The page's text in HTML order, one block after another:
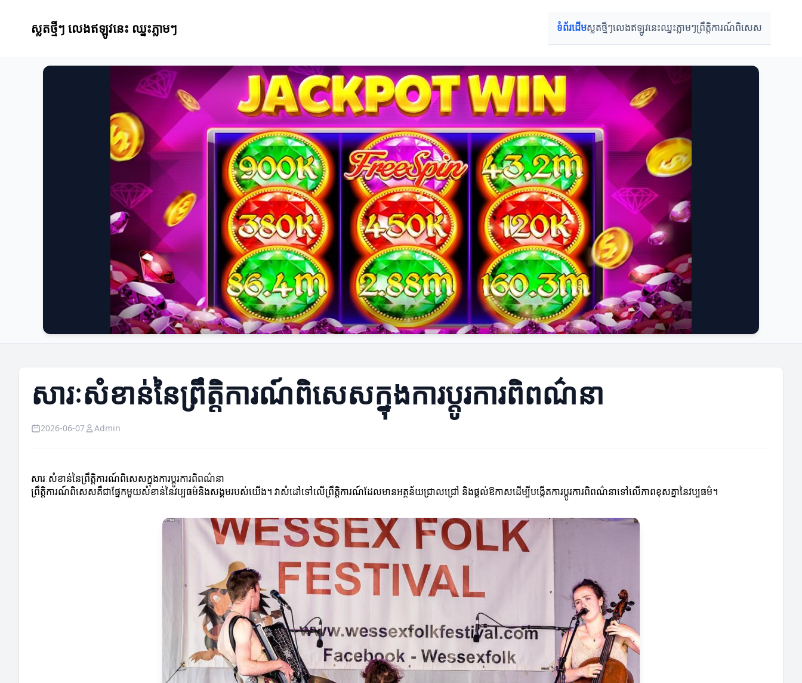
ស្លតថ្មីៗ លេងឥឡូវនេះ ឈ្នះភ្លាមៗ ទំព័រដើមស្លតថ្មីៗលេងឥឡូវនេះឈ្នះភ្លាមៗព្រឹត្តិការណ៍ពិសេស
សារៈសំខាន់នៃព្រឹត្តិការណ៍ពិសេសក្នុងការប្ដូរការពិពណ៌នា
2026-06-07 Admin
សារៈសំខាន់នៃព្រឹត្តិការណ៍ពិសេសក្នុងការប្ដូរការពិពណ៌នា
ព្រឹត្តិការណ៍ពិសេសគឺជាផ្នែកមួយសំខាន់នៃវប្បធម៌និងសង្គមរបស់យើង។ វាសំដៅទៅលើព្រឹត្តិការណ៍ដែលមានអត្ថន័យជ្រាលជ្រៅ និងផ្តល់ឱកាសដើម្បីបង្កើតការប្ដូរការពិពណ៌នាទៅលើភាពខុសគ្នានៃវប្បធម៌។